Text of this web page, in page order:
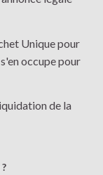
Unique pour
occupe pour
de la